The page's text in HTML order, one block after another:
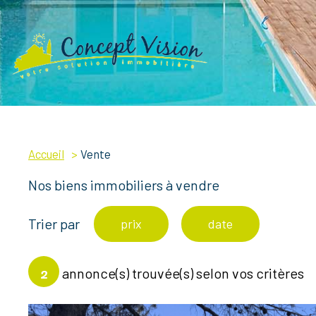
Accueil Vente
Nos biens immobiliers à vendre
Trier par prix date
2 annonce(s) trouvée(s) selon vos critères